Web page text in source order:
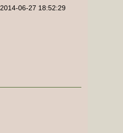
2014-06-27 18:52:29